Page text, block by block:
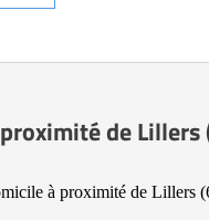
de Lillers
à proximité de Lillers